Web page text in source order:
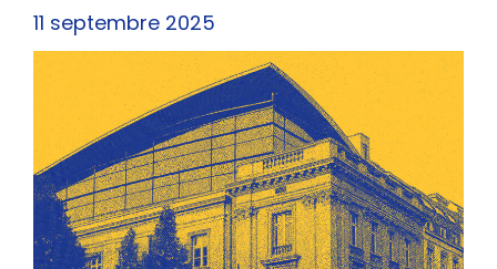
11 septembre 2025